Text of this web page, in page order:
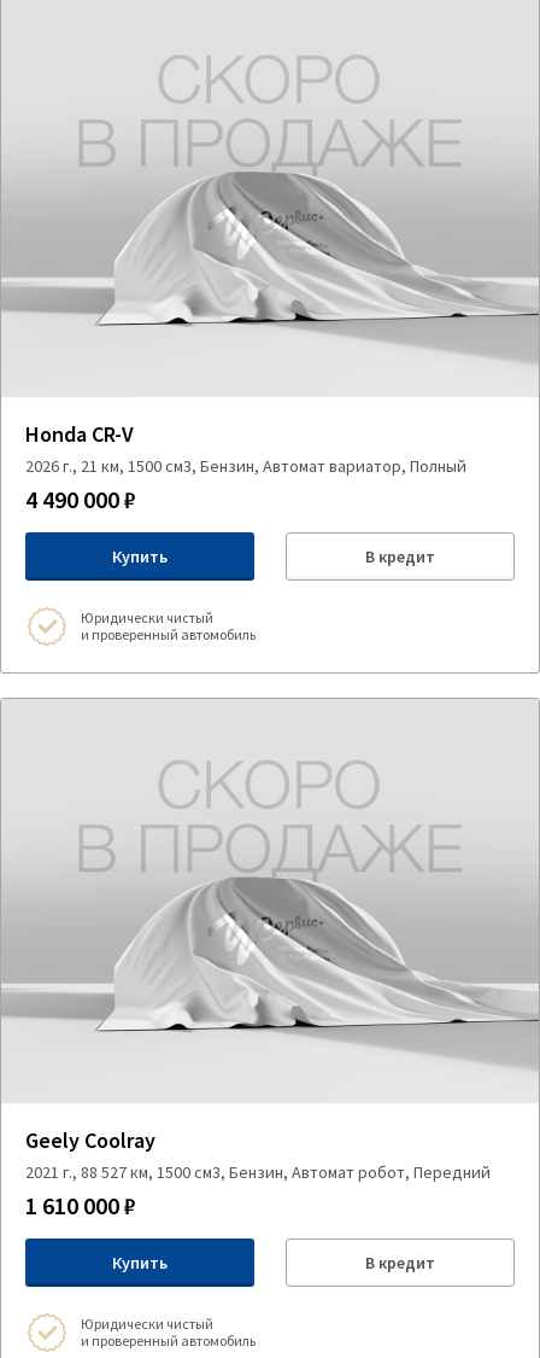
Honda CR-V
2026 г., 21 км, 1500 см3, Бензин, Автомат вариатор, Полный
4 490 000 ₽
Купить В кредит
Юридически чистый
и проверенный автомобиль
Geely Coolray
2021 г., 88 527 км, 1500 см3, Бензин, Автомат робот, Передний
1 610 000 ₽
Купить В кредит
Юридически чистый
и проверенный автомобиль